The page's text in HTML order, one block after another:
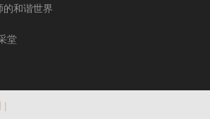
和谐世界
堂
|